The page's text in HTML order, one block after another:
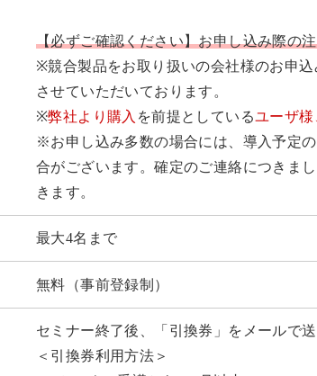
【必ずご確認ください】お申し込み際の
※競合製品をお取り扱いの会社様のお申
させていただいております。
※弊社より購入 を前提としているユーザ
※お申し込み多数の場合には、導入予定
合がございます。確定のご連絡につきま
きます。
最大4名まで
無料（事前登録制）
セミナー終了後、「引換券」をメールで
＜引換券利用方法＞